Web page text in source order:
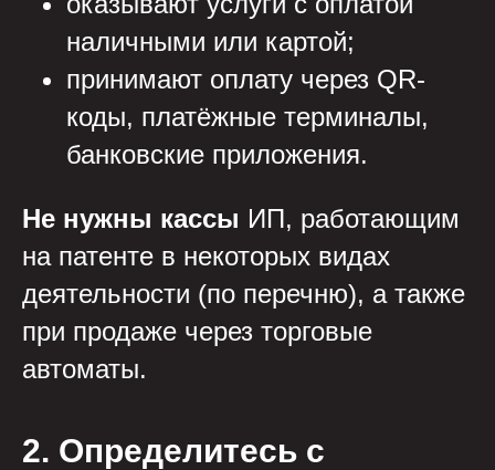
наличными или картой;
принимают оплату через QR-
коды, платёжные терминалы,
банковские приложения.
Не нужны кассы ИП, работающим
на патенте в некоторых видах
деятельности (по перечню), а также
при продаже через торговые
автоматы.
2. Определитесь с